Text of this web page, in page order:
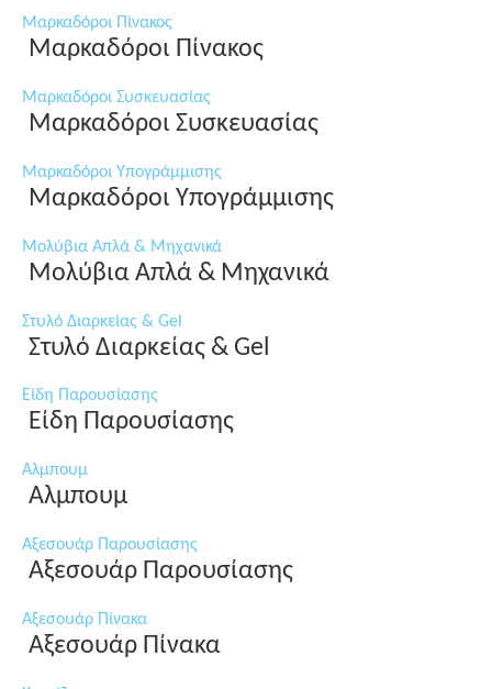
Μαρκαδόροι Πίνακος
Μαρκαδόροι Πίνακος
Μαρκαδόροι Συσκευασίας
Μαρκαδόροι Συσκευασίας
Μαρκαδόροι Υπογράμμισης
Μαρκαδόροι Υπογράμμισης
Μολύβια Απλά & Μηχανικά
Μολύβια Απλά & Μηχανικά
Στυλό Διαρκείας & Gel
Στυλό Διαρκείας & Gel
Είδη Παρουσίασης
Είδη Παρουσίασης
Αλμπουμ
Αλμπουμ
Αξεσουάρ Παρουσίασης
Αξεσουάρ Παρουσίασης
Αξεσουάρ Πίνακα
Αξεσουάρ Πίνακα